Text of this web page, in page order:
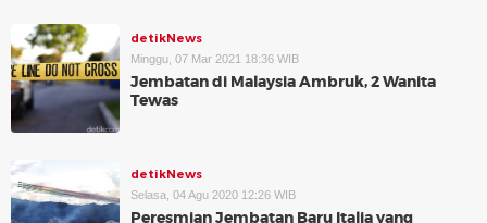
detikNews
Minggu, 07 Mar 2021 18:36 WIB
Jembatan di Malaysia Ambruk, 2 Wanita
Tewas
detikNews
Selasa, 04 Agu 2020 12:26 WIB
Peresmian Jembatan Baru Italia yang